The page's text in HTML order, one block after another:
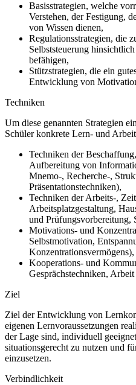
Basisstrategien, welche
Verstehen, der Festigung,
von Wissen dienen,
Regulationsstrategien, die
Selbststeuerung
befähigen,
Stützstrategien, die ein
Entwicklung von
Techniken
Um diese genannten Strategien
Schüler konkrete Lern- und
Techniken der
Aufbereitung von
Mnemo-, Recherche-,
Präsentationstechniken),
Techniken der Arbeits-,
Arbeitsplatzgestaltung,
und Prüfungsvorbereitung,
Motivations- und
Selbstmotivation,
Konzentrationsvermögens),
Kooperations- und
Gesprächstechniken,
Ziel
Ziel der Entwicklung von
eigenen Lernvoraussetzungen
der Lage sind, individuell
situationsgerecht zu nutzen und
einzusetzen.
Verbindlichkeit